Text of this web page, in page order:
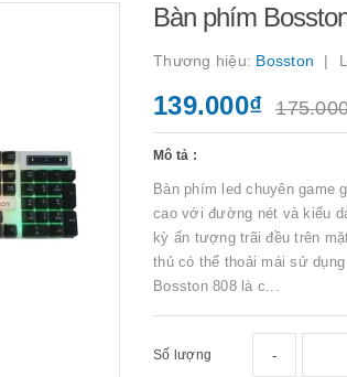
Bàn phím
Thương hiệu: Bosston
139.000₫
Mô tả :
Bàn phím led chuyên game
cao với đường nét và kiểu
kỳ ấn tượng trãi đều trên
thủ có thể thoải mái sử
Bosston 808 là c...
Số lượng -